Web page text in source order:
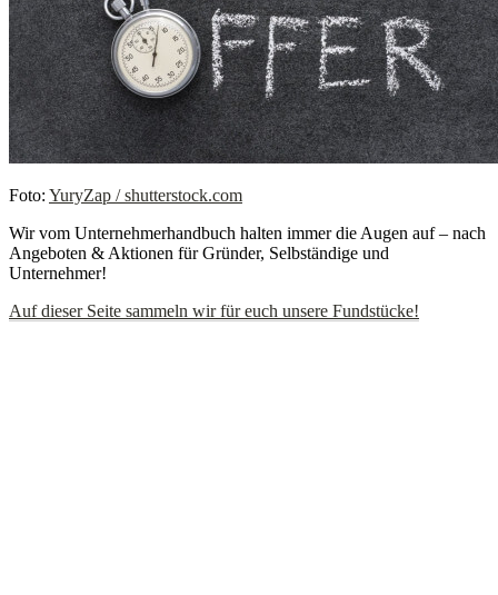
Foto: YuryZap / shutterstock.com
Wir vom Unternehmerhandbuch halten immer die Augen auf – nach
Angeboten & Aktionen für Gründer, Selbständige und
Unternehmer!
Auf dieser Seite sammeln wir für euch unsere Fundstücke!